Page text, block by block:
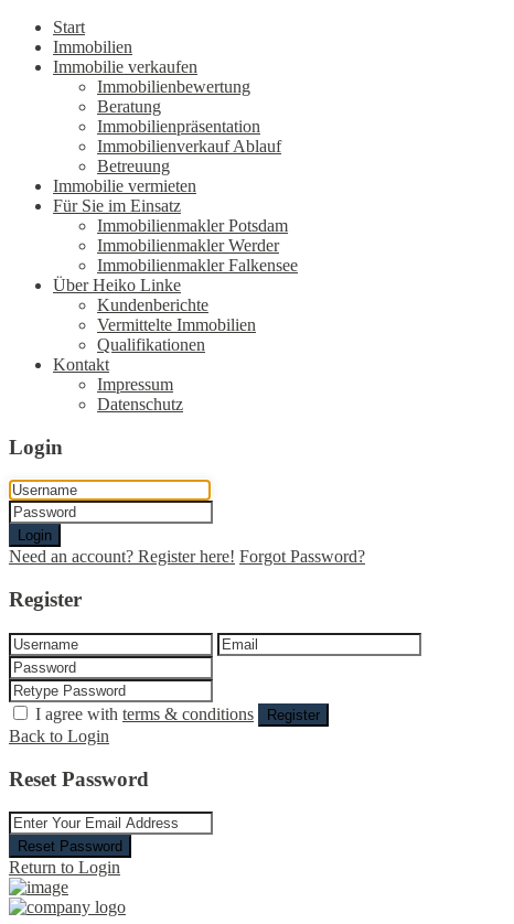
Start
Immobilien
Immobilie verkaufen
Immobilienbewertung
Beratung
Immobilienpräsentation
Immobilienverkauf Ablauf
Betreuung
Immobilie vermieten
Für Sie im Einsatz
Immobilienmakler Potsdam
Immobilienmakler Werder
Immobilienmakler Falkensee
Über Heiko Linke
Kundenberichte
Vermittelte Immobilien
Qualifikationen
Kontakt
Impressum
Datenschutz
Login
Login
Need an account? Register here! Forgot Password?
Register
I agree with terms & conditions Register
Back to Login
Reset Password
Reset Password
Return to Login